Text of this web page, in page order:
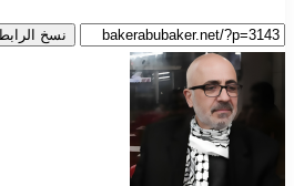
نسخ